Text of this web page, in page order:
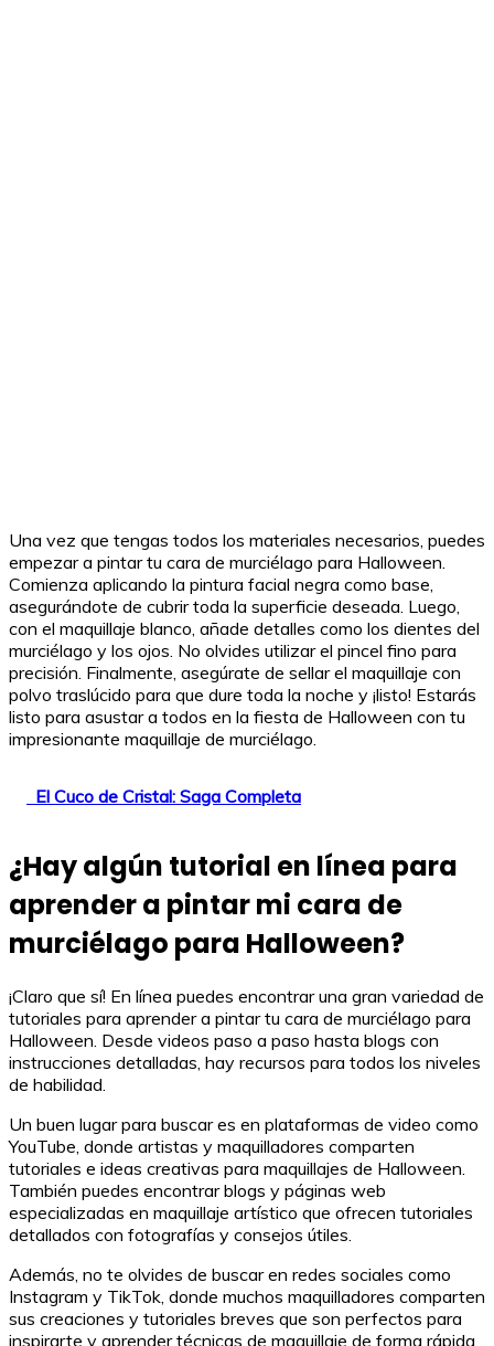
Una vez que tengas todos los materiales necesarios, puedes
empezar a pintar tu cara de murciélago para Halloween.
Comienza aplicando la pintura facial negra como base,
asegurándote de cubrir toda la superficie deseada. Luego,
con el maquillaje blanco, añade detalles como los dientes del
murciélago y los ojos. No olvides utilizar el pincel fino para
precisión. Finalmente, asegúrate de sellar el maquillaje con
polvo traslúcido para que dure toda la noche y ¡listo! Estarás
listo para asustar a todos en la fiesta de Halloween con tu
impresionante maquillaje de murciélago.
El Cuco de Cristal: Saga Completa
¿Hay algún tutorial en línea para
aprender a pintar mi cara de
murciélago para Halloween?
¡Claro que sí! En línea puedes encontrar una gran variedad de
tutoriales para aprender a pintar tu cara de murciélago para
Halloween. Desde videos paso a paso hasta blogs con
instrucciones detalladas, hay recursos para todos los niveles
de habilidad.
Un buen lugar para buscar es en plataformas de video como
YouTube, donde artistas y maquilladores comparten
tutoriales e ideas creativas para maquillajes de Halloween.
También puedes encontrar blogs y páginas web
especializadas en maquillaje artístico que ofrecen tutoriales
detallados con fotografías y consejos útiles.
Además, no te olvides de buscar en redes sociales como
Instagram y TikTok, donde muchos maquilladores comparten
sus creaciones y tutoriales breves que son perfectos para
inspirarte y aprender técnicas de maquillaje de forma rápida